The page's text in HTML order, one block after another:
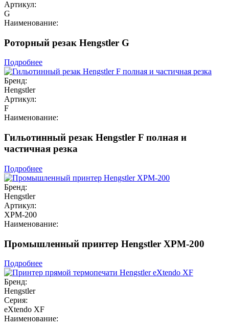
Артикул:
G
Наименование:
Роторный резак Hengstler G
Подробнее
Бренд:
Hengstler
Артикул:
F
Наименование:
Гильотинный резак Hengstler F полная и
частичная резка
Подробнее
Бренд:
Hengstler
Артикул:
XPM-200
Наименование:
Промышленный принтер Hengstler XPM-200
Подробнее
Бренд:
Hengstler
Серия:
eXtendo XF
Наименование: